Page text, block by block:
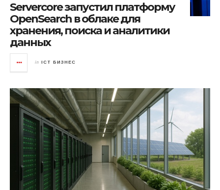
Servercore запустил платформу
OpenSearch в облаке для
хранения, поиска и аналитики
данных
in ICT БИЗНЕС